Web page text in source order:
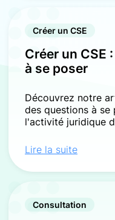
Créer un CSE
Créer un CSE
à se poser
Découvrez notre
des questions à
l'activité juridique
Lire la suite
Consultation